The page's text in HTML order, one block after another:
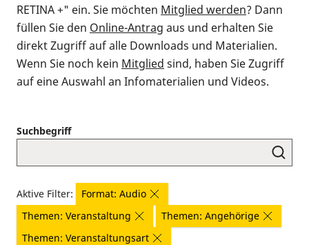
RETINA +" ein. Sie möchten Mitglied werden? Dann
füllen Sie den Online-Antrag aus und erhalten Sie
direkt Zugriff auf alle Downloads und Materialien.
Wenn Sie noch kein Mitglied sind, haben Sie Zugriff
auf eine Auswahl an Infomaterialien und Videos.
Suchbegriff
Aktive Filter:
Format: Audio
Themen: Veranstaltung
Themen: Angehörige
Themen: Veranstaltungsart